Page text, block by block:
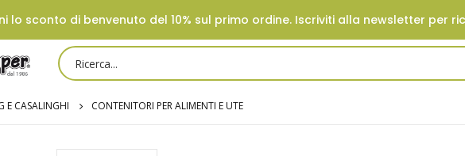
lo sconto di benvenuto del 10% sul primo ordine. Iscriviti alla newsletter per
E CASALINGHI CONTENITORI PER ALIMENTI E UTE